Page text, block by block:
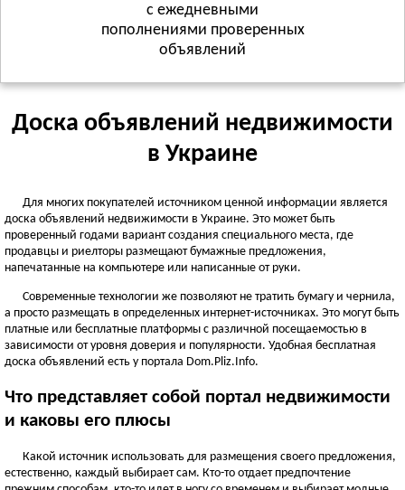
ЧЕРКАССКАЯ ОБЛАСТЬ
ЧЕРНИГОВСКАЯ ОБЛАСТЬ
Бахмач
Смотреть всё
ЧЕРНОВИЦКАЯ ОБЛАСТЬ
Черновцы
Новоднестровск
Вижница
Смотреть всё
Севастополь
Керчь
Смотреть всё
с ежедневными
пополнениями проверенных
объявлений
Доска объявлений недвижимости
в Украине
Для многих покупателей источником ценной информации является
доска объявлений недвижимости в Украине. Это может быть
проверенный годами вариант создания специального места, где
продавцы и риелторы размещают бумажные предложения,
напечатанные на компьютере или написанные от руки.
Современные технологии же позволяют не тратить бумагу и чернила,
а просто размещать в определенных интернет-источниках. Это могут быть
платные или бесплатные платформы с различной посещаемостью в
зависимости от уровня доверия и популярности. Удобная бесплатная
доска объявлений есть у портала Dom.Pliz.Info.
Что представляет собой портал недвижимости
и каковы его плюсы
Какой источник использовать для размещения своего предложения,
естественно, каждый выбирает сам. Кто-то отдает предпочтение